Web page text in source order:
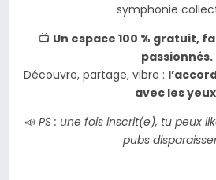
symphonie
📺 Un espace 100 % gratuit,
passionnés.
Découvre, partage, vibre :
avec les
📣 PS : une fois inscrit(e), tu peux
pubs